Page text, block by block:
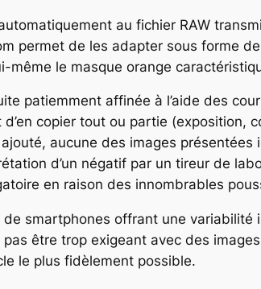
au fichier RAW
permet de les adapter sous forme
même le masque orange
patiemment affinée à l’aide des
copier tout ou partie (exposition,
aucune des images
d’un négatif par un tireur de
en raison des innombrables
de smartphones offrant une
être trop exigeant avec des
le plus fidèlement possible.